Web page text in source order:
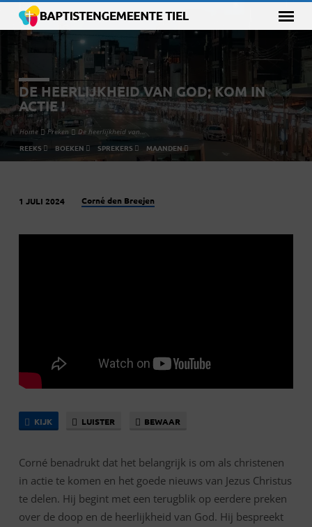
DE HEERLIJKHEID VAN GOD; KOM IN
ACTIE !
Home Preken De heerlijkheid van…
REEKS BOEKEN SPREKERS MAANDEN
HEERLIJKHEID
1 JULI 2024 Corné den Breejen
KIJK LUISTER BEWAAR
Corné benadrukt dat het belangrijk is om als christenen
in actie te komen en het goede nieuws van Jezus Christus
te delen. Hij begint met een terugblik op eerdere preken
over de doop en de heerlijkheid van God. Hij bespreekt